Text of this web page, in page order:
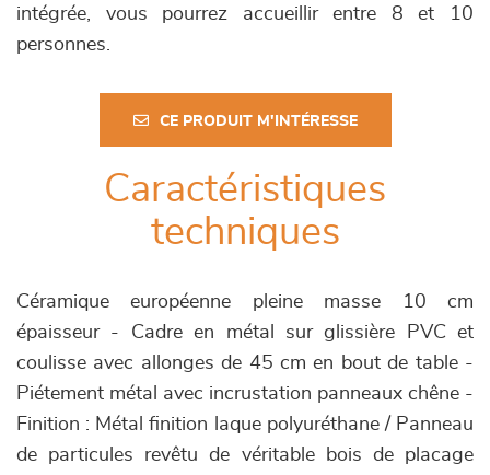
intégrée, vous pourrez accueillir entre 8 et 10
personnes.
CE PRODUIT M'INTÉRESSE
Caractéristiques
techniques
Céramique européenne pleine masse 10 cm
épaisseur - Cadre en métal sur glissière PVC et
coulisse avec allonges de 45 cm en bout de table -
Piétement métal avec incrustation panneaux chêne -
Finition : Métal finition laque polyuréthane / Panneau
de particules revêtu de véritable bois de placage